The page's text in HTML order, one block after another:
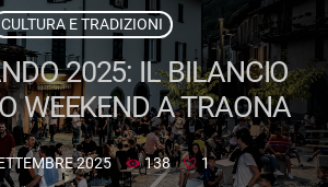
CULTURA E TRADIZIONI
2025: IL BILANCIO
WEEKEND A TRAONA
2025 138 1